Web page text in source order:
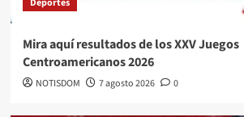
Mira aquí resultados de los XXV Juegos
Centroamericanos 2026
NOTISDOM 7 agosto 2026 0